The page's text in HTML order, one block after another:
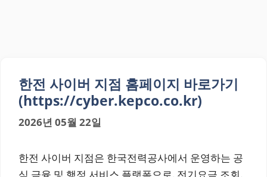
한전 사이버 지점 홈페이지 바로가기
(https://cyber.kepco.co.kr)
2026년 05월 22일
한전 사이버 지점은 한국전력공사에서 운영하는 공